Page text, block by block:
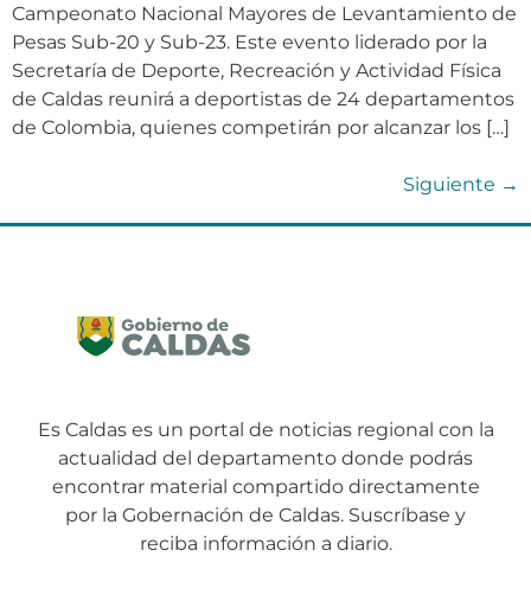
Campeonato Nacional Mayores de Levantamiento de
Pesas Sub-20 y Sub-23. Este evento liderado por la
Secretaría de Deporte, Recreación y Actividad Física
de Caldas reunirá a deportistas de 24 departamentos
de Colombia, quienes competirán por alcanzar los […]
Siguiente →
Es Caldas es un portal de noticias regional con la
actualidad del departamento donde podrás
encontrar material compartido directamente
por la Gobernación de Caldas. Suscríbase y
reciba información a diario.